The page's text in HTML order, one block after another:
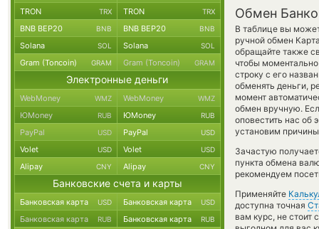
Обмен
В таблице вы
ручной обмен
обращайте также
чтобы
строку с его
обменять деньги,
момент
обмен вручную.
оповестить нас
установим
Зачастую
пункта обмена
рекомендуем
Применяйте
доступна точная
вам курс, не стоит
TRON TRX TRON TRX
BNB BEP20 BNB BNB BEP20 BNB
Solana SOL Solana SOL
Gram (Toncoin) GRAM Gram (Toncoin) GRAM
Электронные деньги
WebMoney WMZ WebMoney WMZ
ЮMoney RUB ЮMoney RUB
PayPal USD PayPal USD
Volet USD Volet USD
Alipay CNY Alipay CNY
Банковские счета и карты
Банковская карта USD Банковская карта USD
Банковская карта RUB Банковская карта RUB